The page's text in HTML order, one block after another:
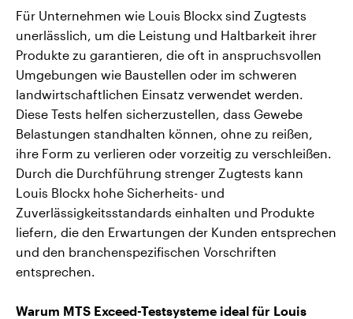
Für Unternehmen wie Louis Blockx sind Zugtests
unerlässlich, um die Leistung und Haltbarkeit ihrer
Produkte zu garantieren, die oft in anspruchsvollen
Umgebungen wie Baustellen oder im schweren
landwirtschaftlichen Einsatz verwendet werden.
Diese Tests helfen sicherzustellen, dass Gewebe
Belastungen standhalten können, ohne zu reißen,
ihre Form zu verlieren oder vorzeitig zu verschleißen.
Durch die Durchführung strenger Zugtests kann
Louis Blockx hohe Sicherheits- und
Zuverlässigkeitsstandards einhalten und Produkte
liefern, die den Erwartungen der Kunden entsprechen
und den branchenspezifischen Vorschriften
entsprechen.
Warum MTS Exceed-Testsysteme ideal für Louis